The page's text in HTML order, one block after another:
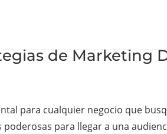
de Marketing
para cualquier negocio que
para llegar a una